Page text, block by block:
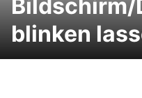
Bildschirm/
blinken